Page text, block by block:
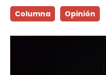
Columna Opinión